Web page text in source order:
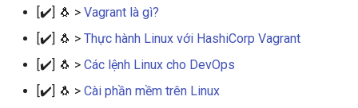
[✔️] 🐧 > Vagrant là gì?
[✔️] 🐧 > Thực hành Linux với HashiCorp Vagrant
[✔️] 🐧 > Các lệnh Linux cho DevOps
[✔️] 🐧 > Cài phần mềm trên Linux